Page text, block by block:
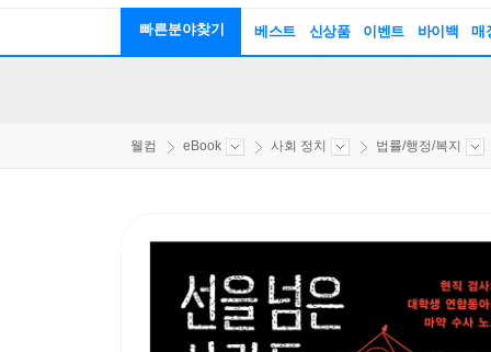
빠른분야찾기 베스트 신상품 이벤트 바이백 매
웰컴 eBook 사회 정치 법률/행정/복지